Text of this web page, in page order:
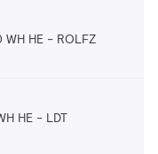
HE ROLFZ
HE LDT